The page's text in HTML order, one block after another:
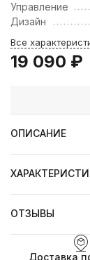
Управление
Дизайн
Все
19 090 ₽
ОПИСАНИЕ
ОТЗЫВЫ
Доставка